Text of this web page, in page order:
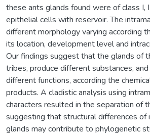
these ants glands found were of class I,
epithelial cells with reservoir. The
different morphology varying according
its location, development level and
Our findings suggest that the glands of
tribes, produce different substances,
different functions, according the
products. A cladistic analysis using
characters resulted in the separation of
suggesting that structural differences of
glands may contribute to phylogenetic